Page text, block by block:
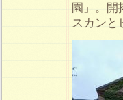
園」。開
スカンと